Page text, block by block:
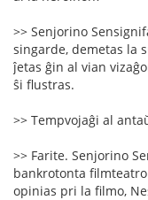
>> Senjorino
singarde, demetas la
ĵetas ĝin al vian
ŝi flustras.
>> Tempvojaĝi al
>> Farite. Senjorino
bankrotonta
opinias pri la filmo,